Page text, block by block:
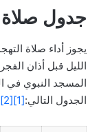
جدول صلاة
يجوز أداء صلاة
الليل قبل أذان
المسجد النبوي في
الجدول التالي:[1]
[2]